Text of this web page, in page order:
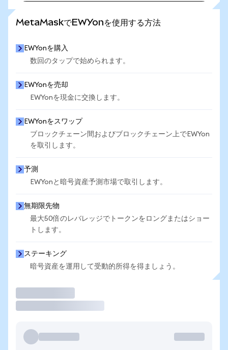
MetaMaskでEWYonを使用する方法
EWYonを購入
数回のタップで始められます。
EWYonを売却
EWYonを現金に交換します。
EWYonをスワップ
ブロックチェーン間およびブロックチェーン上でEWYon
を取引します。
予測
EWYonと暗号資産予測市場で取引します。
無期限先物
最大50倍のレバレッジでトークンをロングまたはショー
トします。
ステーキング
暗号資産を運用して受動的所得を得ましょう。